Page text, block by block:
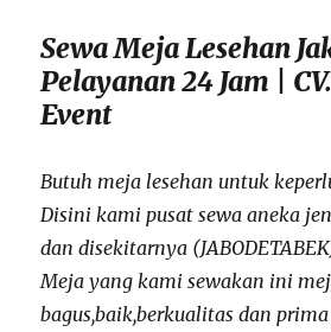
Sewa Meja Lesehan
Pelayanan 24 Jam |
Event
Butuh meja lesehan untuk
Disini kami pusat sewa aneka
dan disekitarnya
Meja yang kami sewakan ini
bagus,baik,berkualitas dan